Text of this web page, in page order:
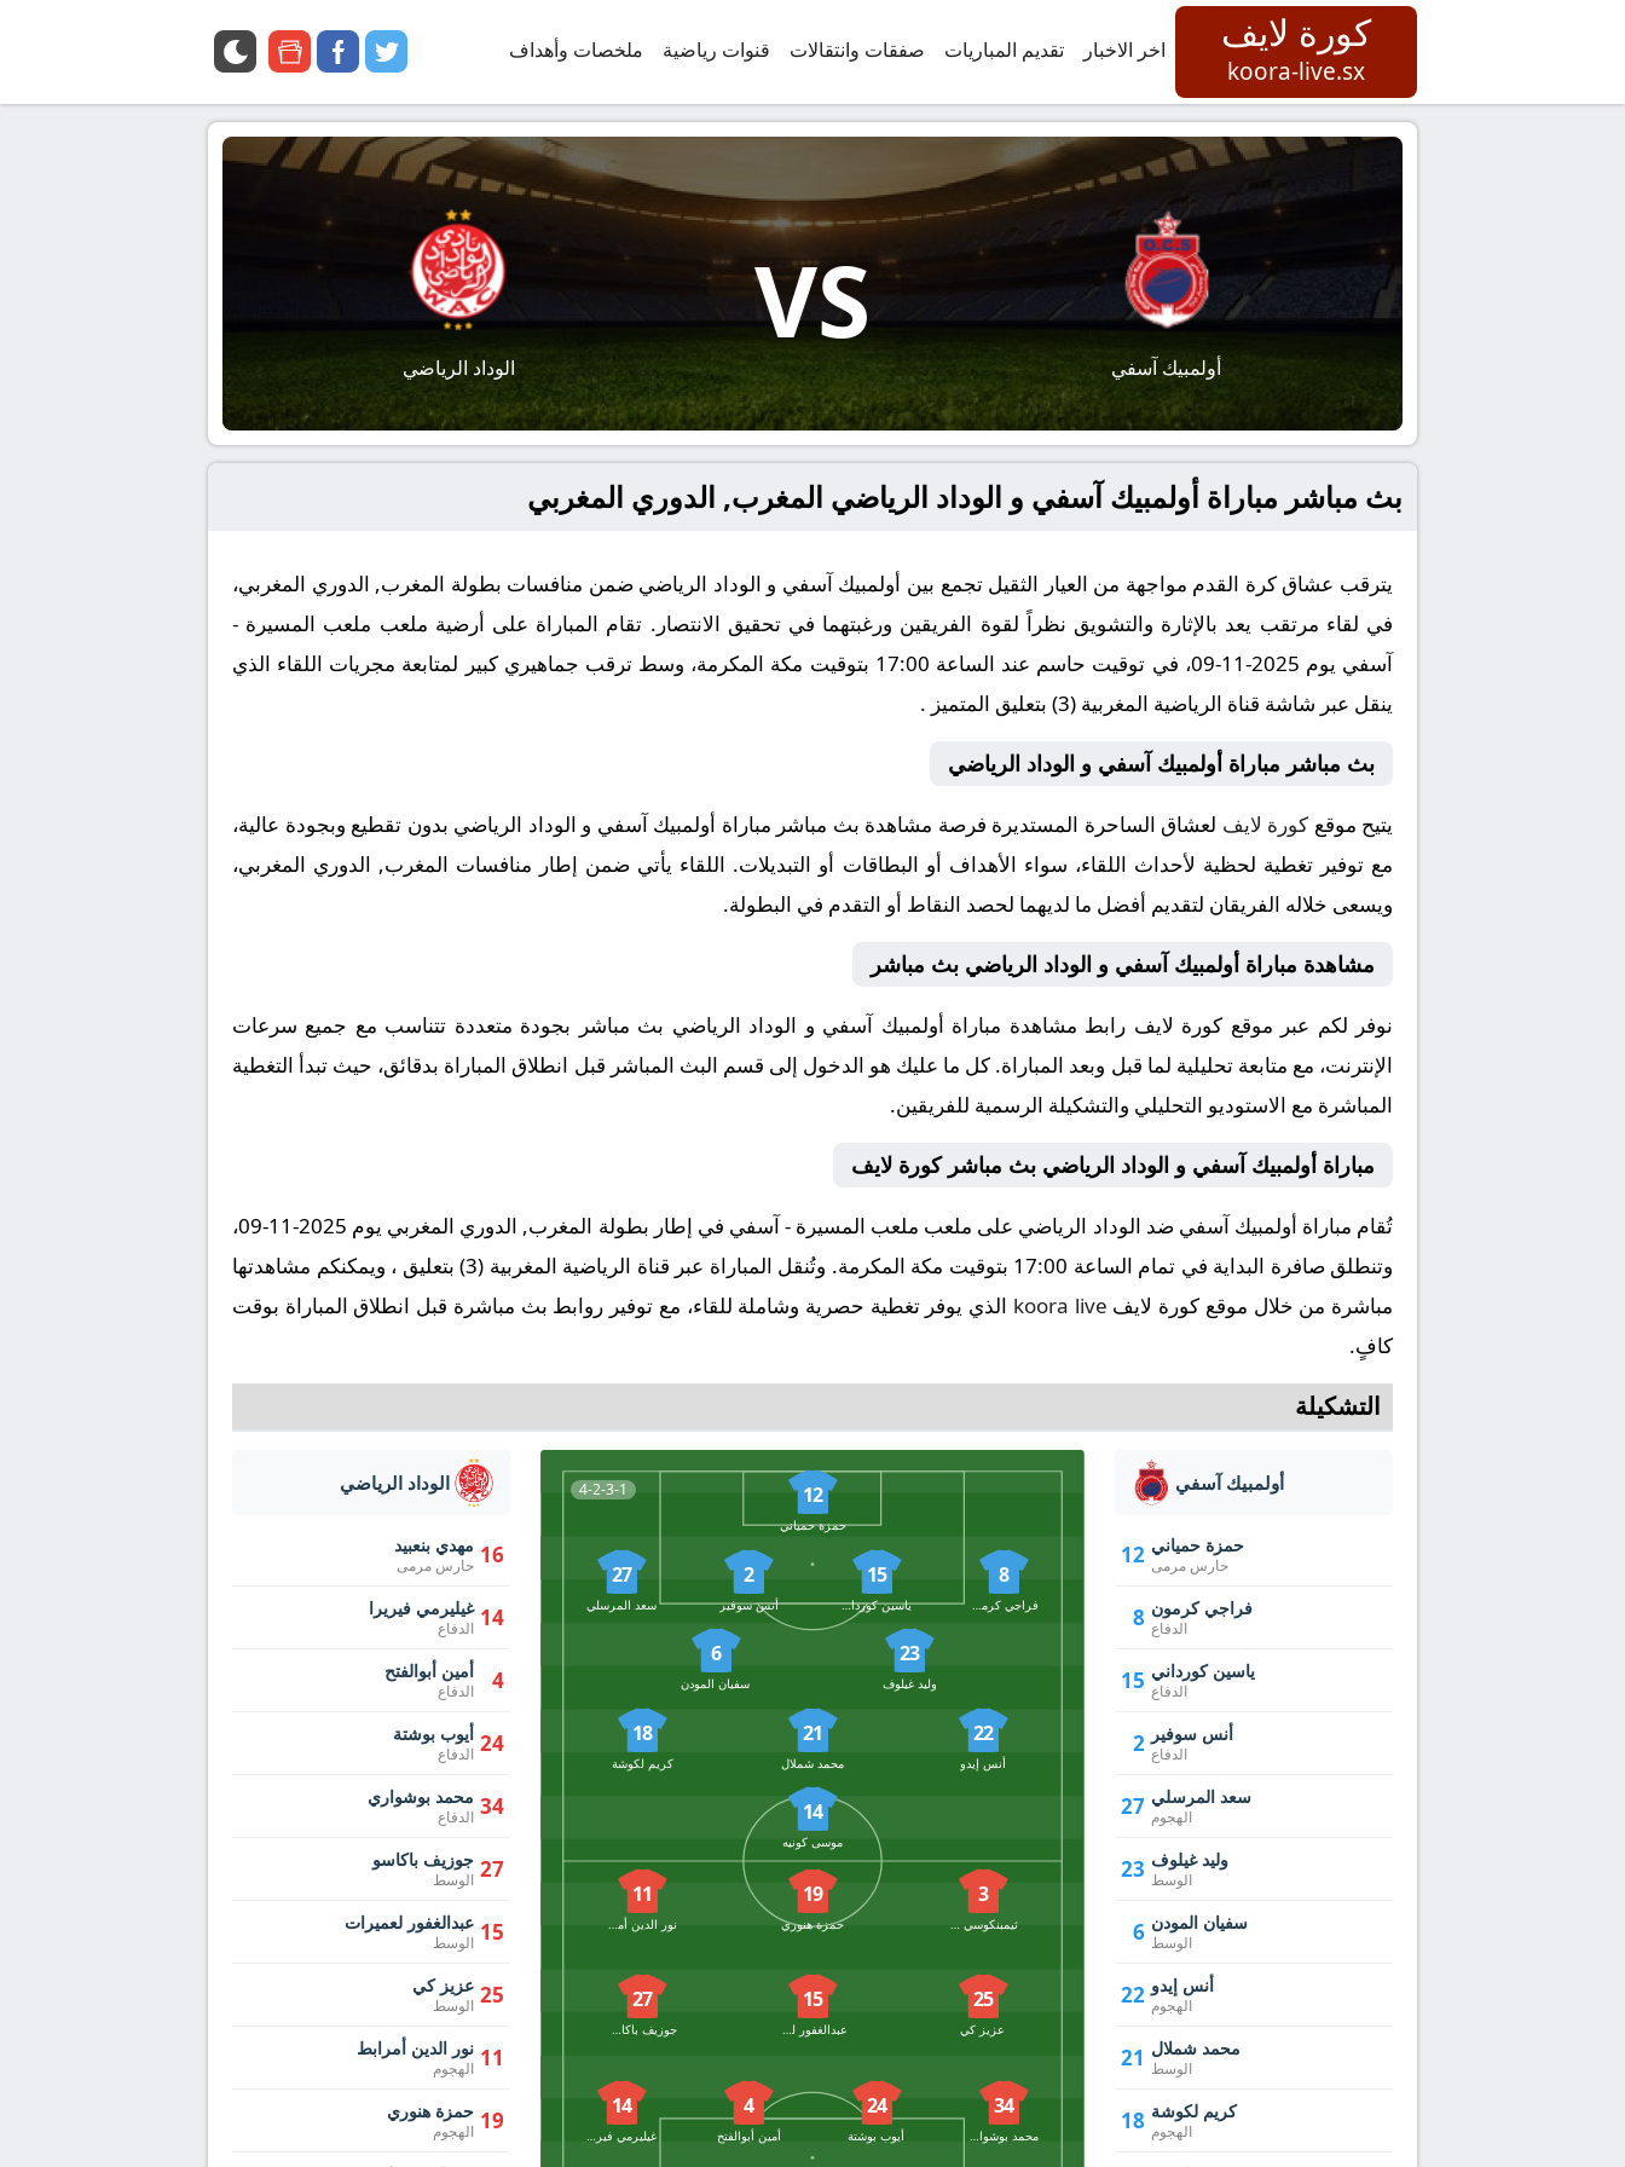
كورة لايف
koora-live.sx
اخر الاخبار تقديم المباريات صفقات وانتقالات قنوات رياضية ملخصات وأهداف twitter
facebook
google
أولمبيك آسفي
VS
الوداد الرياضي
بث مباشر مباراة أولمبيك آسفي و الوداد الرياضي المغرب, الدوري المغربي
يترقب عشاق كرة القدم مواجهة من العيار الثقيل تجمع بين أولمبيك آسفي و الوداد الرياضي ضمن منافسات بطولة المغرب, الدوري المغربي،
في لقاء مرتقب يعد بالإثارة والتشويق نظراً لقوة الفريقين ورغبتهما في تحقيق الانتصار. تقام المباراة على أرضية ملعب ملعب المسيرة -
آسفي يوم 2025-11-09، في توقيت حاسم عند الساعة 17:00 بتوقيت مكة المكرمة، وسط ترقب جماهيري كبير لمتابعة مجريات اللقاء الذي
ينقل عبر شاشة قناة الرياضية المغربية (3) بتعليق المتميز .
بث مباشر مباراة أولمبيك آسفي و الوداد الرياضي
يتيح موقع كورة لايف لعشاق الساحرة المستديرة فرصة مشاهدة بث مباشر مباراة أولمبيك آسفي و الوداد الرياضي بدون تقطيع وبجودة عالية،
مع توفير تغطية لحظية لأحداث اللقاء، سواء الأهداف أو البطاقات أو التبديلات. اللقاء يأتي ضمن إطار منافسات المغرب, الدوري المغربي،
ويسعى خلاله الفريقان لتقديم أفضل ما لديهما لحصد النقاط أو التقدم في البطولة.
مشاهدة مباراة أولمبيك آسفي و الوداد الرياضي بث مباشر
نوفر لكم عبر موقع كورة لايف رابط مشاهدة مباراة أولمبيك آسفي و الوداد الرياضي بث مباشر بجودة متعددة تتناسب مع جميع سرعات
الإنترنت، مع متابعة تحليلية لما قبل وبعد المباراة. كل ما عليك هو الدخول إلى قسم البث المباشر قبل انطلاق المباراة بدقائق، حيث تبدأ التغطية
المباشرة مع الاستوديو التحليلي والتشكيلة الرسمية للفريقين.
مباراة أولمبيك آسفي و الوداد الرياضي بث مباشر كورة لايف
تُقام مباراة أولمبيك آسفي ضد الوداد الرياضي على ملعب ملعب المسيرة - آسفي في إطار بطولة المغرب, الدوري المغربي يوم 2025-11-09،
وتنطلق صافرة البداية في تمام الساعة 17:00 بتوقيت مكة المكرمة. وتُنقل المباراة عبر قناة الرياضية المغربية (3) بتعليق ، ويمكنكم مشاهدتها
مباشرة من خلال موقع كورة لايف koora live الذي يوفر تغطية حصرية وشاملة للقاء، مع توفير روابط بث مباشرة قبل انطلاق المباراة بوقت
كافٍ.
التشكيلة
4-2-3-1 12
حمزة حمياني
8
15
ياسين كورداني
2
أنس سوفير
27
سعد المرسلي
23
وليد غيلوف
6
سفيان المودن
22
أنس إيدو
21
محمد شملال
18
كريم لكوشة
14
موسى كونيه
3
ثيمبنكوسي لورتش
19
حمزة هنوري
11
نور الدين أمرابط
25
عزيز كي
15
عبدالغفور لعميرات
27
جوزيف باكاسو
34
24
أيوب بوشتة
4
أمين أبوالفتح
14
أولمبيك آسفي
12 حمزة حمياني
حارس مرمى
8 فراجي كرمون
الدفاع
15 ياسين كورداني
الدفاع
2 أنس سوفير
الدفاع
27 سعد المرسلي
الهجوم
23 وليد غيلوف
الوسط
6 سفيان المودن
الوسط
22 أنس إيدو
الهجوم
21 محمد شملال
الوسط
18 كريم لكوشة
الهجوم
الوداد الرياضي
16 مهدي بنعبيد
حارس مرمى
14 غيليرمي فيريرا
الدفاع
4 أمين أبوالفتح
الدفاع
24 أيوب بوشتة
الدفاع
34 محمد بوشواري
الدفاع
27 جوزيف باكاسو
الوسط
15 عبدالغفور لعميرات
الوسط
25 عزيز كي
الوسط
11 نور الدين أمرابط
الهجوم
19 حمزة هنوري
الهجوم